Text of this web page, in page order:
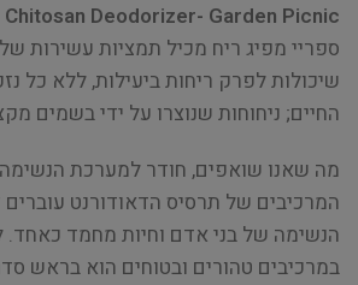
Chitosan Deodorizer- Garden Picnic
ספריי מפיג ריח מכיל תמציות עשירות של
שיכולות לפרק ריחות ביעילות, ללא כל
החיים; ניחוחות שנוצרו על ידי בשמים
מה שאנו שואפים, חודר למערכת
המרכיבים של תרסיס הדאודורנט
הנשימה של בני אדם וחיות מחמד כאחד.
במרכיבים טהורים ובטוחים הוא בראש